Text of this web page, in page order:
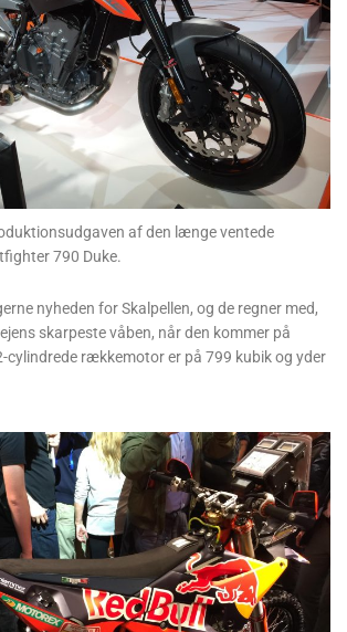
af den længe ventede
790 Duke.
nyheden for Skalpellen, og de regner med,
skarpeste våben, når den kommer på
cylindrede rækkemotor er på 799 kubik og yder